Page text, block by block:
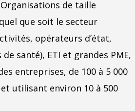
de taille
que soit le secteur
opérateurs d’état,
santé), ETI et grandes PME,
entreprises, de 100 à 5 000
utilisant environ 10 à 500